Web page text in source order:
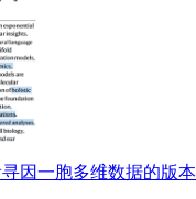
因一胞多维数据的版